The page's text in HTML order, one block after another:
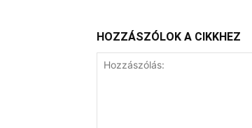
HOZZÁSZÓLOK A CIKKHEZ